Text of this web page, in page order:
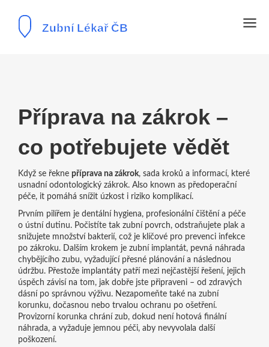
Příprava na zákrok –
co potřebujete vědět
Když se řekne příprava na zákrok, sada kroků a informací, které
usnadní odontologický zákrok. Also known as předoperační
péče, it pomáhá snížit úzkost i riziko komplikací.
Prvním pilířem je dentální hygiena, profesionální čištění a péče
o ústní dutinu. Počistíte tak zubní povrch, odstraňujete plak a
snižujete množství bakterií, což je klíčové pro prevenci infekce
po zákroku. Dalším krokem je zubní implantát, pevná náhrada
chybějícího zubu, vyžadující přesné plánování a následnou
údržbu. Přestože implantáty patří mezi nejčastější řešení, jejich
úspěch závisí na tom, jak dobře jste připraveni – od zdravých
dásní po správnou výživu. Nezapomeňte také na zubní
korunku, dočasnou nebo trvalou ochranu po ošetření.
Provizorní korunka chrání zub, dokud není hotová finální
náhrada, a vyžaduje jemnou péči, aby nevyvolala další
poškození.